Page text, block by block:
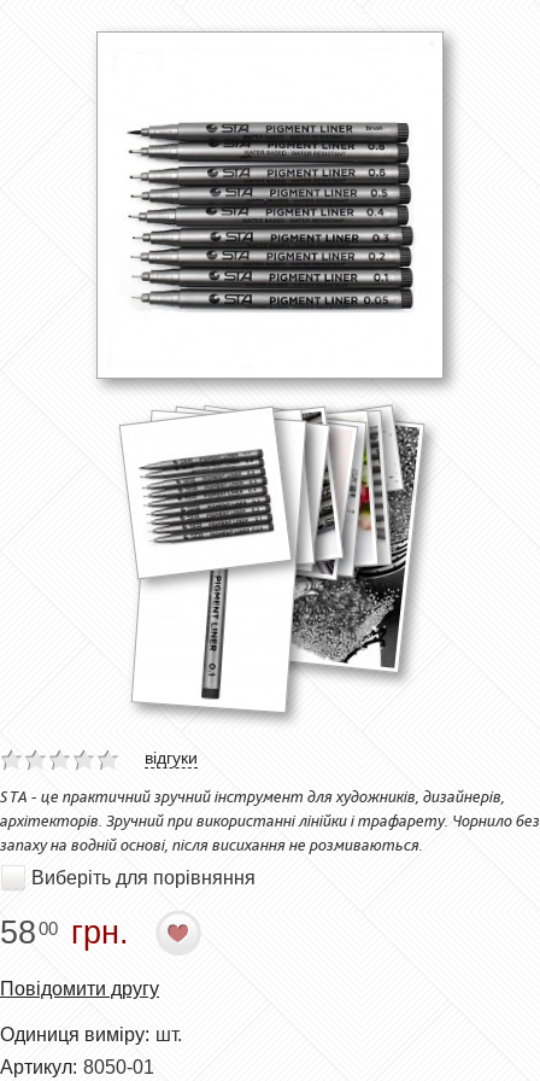
відгуки
STA - це практичний зручний інструмент для художників, дизайнерів,
архітекторів. Зручний при використанні лінійки і трафарету. Чорнило без
запаху на водній основі, після висихання не розмиваються.
Виберіть для порівняння
5800 грн.
Повідомити другу
Одиниця виміру: шт.
Артикул: 8050-01